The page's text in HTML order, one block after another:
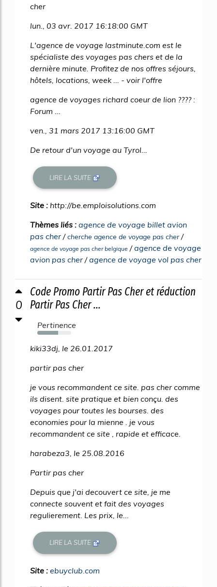
cher
lun., 03 avr. 2017 16:18:00 GMT
L'agence de voyage lastminute.com est le
spécialiste des voyages pas chers et de la
dernière minute. Profitez de nos offres séjours,
hôtels, locations, week ... - voir l'offre
agence de voyages richard coeur de lion ???? :
Forum ...
ven., 31 mars 2017 13:16:00 GMT
De retour d'un voyage au Tyrol...
LIRE LA SUITE
Site : http://be.emploisolutions.com
Thèmes liés : agence de voyage billet avion
pas cher /cherche agence de voyage pas cher/
agence de voyage pas cher belgique /agence de voyage
avion pas cher /agence de voyage vol pas cher
0
Code Promo Partir Pas Cher et réduction
Partir Pas Cher ...
Pertinence
62%
kiki33dj, le 26.01.2017
partir pas cher
je vous recommandent ce site. pas cher comme
ils disent. site pratique et bien conçu. des
voyages pour toutes les bourses. des
economies pour la mienne . je vous
recommandent ce site , rapide et efficace.
harabeza3, le 25.08.2016
Partir pas cher
Depuis que j'ai decouvert ce site, je me
connecte souvent et fait des voyages
regulierement. Les prix, le...
LIRE LA SUITE
Site : ebuyclub.com